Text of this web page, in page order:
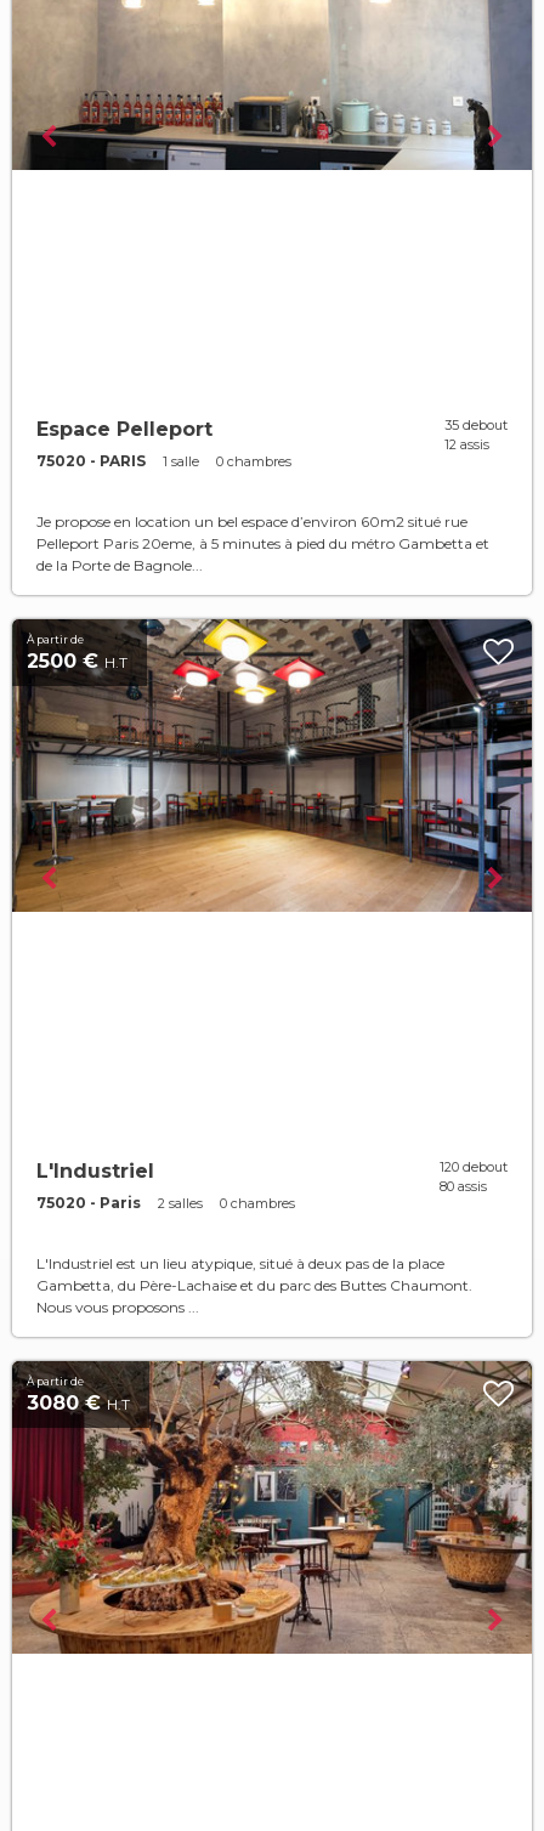
Espace Pelleport
75020 - PARIS 1 salle 0 chambres
35 debout
12 assis
Je propose en location un bel espace d’environ 60m2 situé rue
Pelleport Paris 20eme, à 5 minutes à pied du métro Gambetta et
de la Porte de Bagnole...
À partir de
2500 € H.T
L'Industriel
75020 - Paris 2 salles 0 chambres
120 debout
80 assis
L'Industriel est un lieu atypique, situé à deux pas de la place
Gambetta, du Père-Lachaise et du parc des Buttes Chaumont.
Nous vous proposons ...
À partir de
3080 €H.T